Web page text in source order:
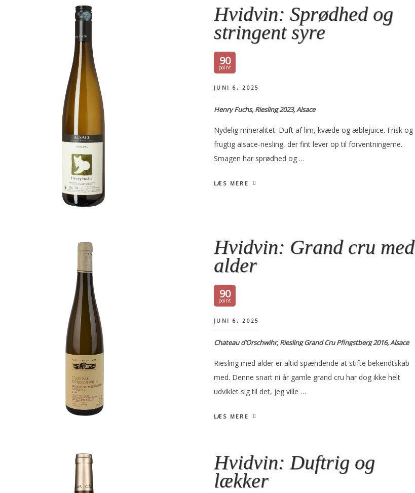
Hvidvin: Sprødhed og
stringent syre
90
JUNI 6, 2025
Henry Fuchs, Riesling 2023, Alsace
Nydelig mineralitet. Duft af lim, kvæde og æblejuice. Frisk og
frugtig alsace-riesling, der fint lever op til forventningerne.
Smagen har sprødhed og …
LÆS MERE
Hvidvin: Grand cru med
alder
90
JUNI 6, 2025
Chateau d’Orschwihr, Riesling Grand Cru Pfingstberg 2016, Alsace
Riesling med alder er altid spændende at stifte bekendtskab
med. Denne snart ni år gamle grand cru har dog ikke helt
udviklet sig til det, jeg ville …
LÆS MERE
Hvidvin: Duftrig og
lækker